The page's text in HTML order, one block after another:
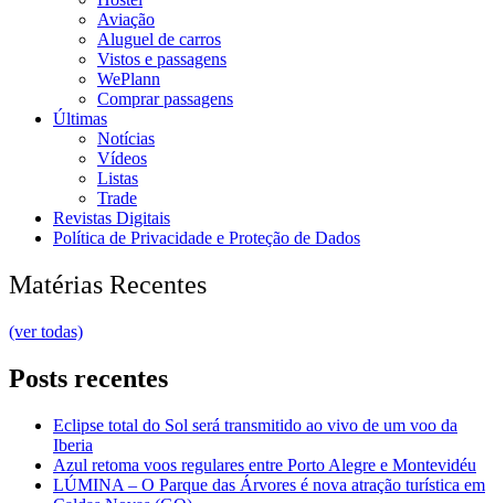
Aviação
Aluguel de carros
Vistos e passagens
WePlann
Comprar passagens
Últimas
Notícias
Vídeos
Listas
Trade
Revistas Digitais
Política de Privacidade e Proteção de Dados
Matérias Recentes
(ver todas)
Posts recentes
Eclipse total do Sol será transmitido ao vivo de um voo da
Iberia
Azul retoma voos regulares entre Porto Alegre e Montevidéu
LÚMINA – O Parque das Árvores é nova atração turística em